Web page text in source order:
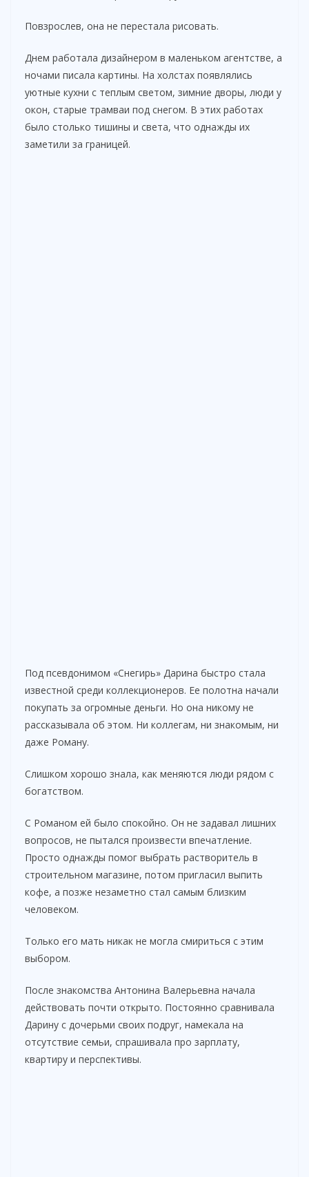
Повзрослев, она не перестала рисовать.
Днем работала дизайнером в маленьком агентстве, а
ночами писала картины. На холстах появлялись
уютные кухни с теплым светом, зимние дворы, люди у
окон, старые трамваи под снегом. В этих работах
было столько тишины и света, что однажды их
заметили за границей.
Под псевдонимом «Снегирь» Дарина быстро стала
известной среди коллекционеров. Ее полотна начали
покупать за огромные деньги. Но она никому не
рассказывала об этом. Ни коллегам, ни знакомым, ни
даже Роману.
Слишком хорошо знала, как меняются люди рядом с
богатством.
С Романом ей было спокойно. Он не задавал лишних
вопросов, не пытался произвести впечатление.
Просто однажды помог выбрать растворитель в
строительном магазине, потом пригласил выпить
кофе, а позже незаметно стал самым близким
человеком.
Только его мать никак не могла смириться с этим
выбором.
После знакомства Антонина Валерьевна начала
действовать почти открыто. Постоянно сравнивала
Дарину с дочерьми своих подруг, намекала на
отсутствие семьи, спрашивала про зарплату,
квартиру и перспективы.